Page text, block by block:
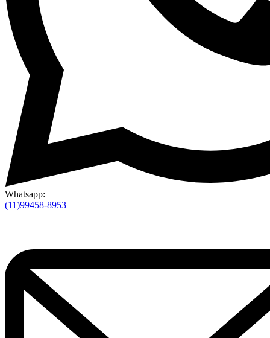
Whatsapp:
(11)99458-8953